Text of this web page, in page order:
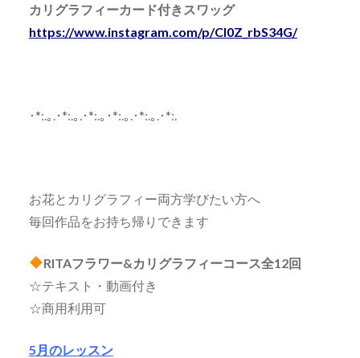
カリグラフィーカード付きスワッグ
https://www.instagram.com/p/Cl0Z_rbS34G/
･*:.｡.･*:.｡.･*:.｡･*:.｡.･*:.｡.･*:.
お花とカリグラフィー両方学びたい方へ
毎回作品をお持ち帰りできます
RITAフラワー&カリグラフィーコース全12回
☆テキスト・動画付き
☆商用利用可
5月のレッスン